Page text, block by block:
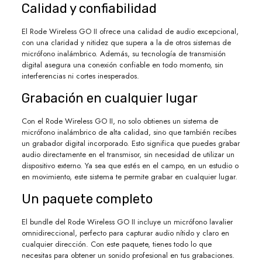
Calidad y confiabilidad
El Rode Wireless GO II ofrece una calidad de audio excepcional,
con una claridad y nitidez que supera a la de otros sistemas de
micrófono inalámbrico. Además, su tecnología de transmisión
digital asegura una conexión confiable en todo momento, sin
interferencias ni cortes inesperados.
Grabación en cualquier lugar
Con el Rode Wireless GO II, no solo obtienes un sistema de
micrófono inalámbrico de alta calidad, sino que también recibes
un grabador digital incorporado. Esto significa que puedes grabar
audio directamente en el transmisor, sin necesidad de utilizar un
dispositivo externo. Ya sea que estés en el campo, en un estudio o
en movimiento, este sistema te permite grabar en cualquier lugar.
Un paquete completo
El bundle del Rode Wireless GO II incluye un micrófono lavalier
omnidireccional, perfecto para capturar audio nítido y claro en
cualquier dirección. Con este paquete, tienes todo lo que
necesitas para obtener un sonido profesional en tus grabaciones.